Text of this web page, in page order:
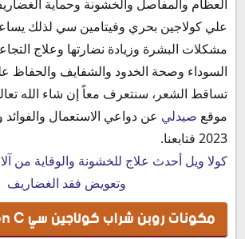
الأعراض الجانبية لدواء كولاجين سي
أضرار كولاجين سي النهدي للمفاصل Collagix Sachet
موانع استخدام كولاجين سي النهدي
روبن كولاجين سي شراب للخشونة
دواء روبن كولاجين سي شراب لتسمين
جرعة وطريقة استخدام دواء روبن
سعر روبن كولاجين سي شراب في مصر 2023
سعر كولاجين سي شراب Collagen C في الأردن
سعر روبن كولاجين سي شراب النهدي في
بديل روبن كولاجين سي شراب
العظام والمفاصل والخشونة وحماية
علي كولاجين بحري وفيتامين سي لذلك
مشكلات البشرة وزيادة نضارتها وعلاج
السوداء وصحة الخدود والشفايف والحفاظ
تساقط الشعر، سنتعرف معاً إن شاء الله
موقع صيدلي عن دواعي الاستعمال
2023 فتابعنا.
كولا ويل أحدث علاج للخشونة والوقاية من
وتعويض فقد الغضاريف
مكونات روبن شراب كولاجين سي Collagen C